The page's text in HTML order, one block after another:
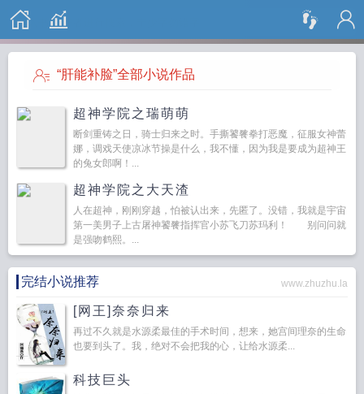
搜 索
“肝能补脸”全部小说作品
超神学院之瑞萌萌
断剑重铸之日，骑士归来之时。手撕饕餮拳打恶魔，征服女神蕾
娜，调戏天使凉冰节操是什么，我不懂，因为我是要成为超神王
的兔女郎啊！...
超神学院之大天渣
人在超神，刚刚穿越，怕被认出来，先匿了。没错，我就是宇宙
第一美男子上古屠神饕餮指挥官小苏飞刀苏玛利！ 别问问就
是强吻鹤熙。...
完结小说推荐 www.zhuzhu.la
[网王]奈奈归来
再过不久就是水源柔最佳的手术时间，想来，她宫间理奈的生命
也要到头了。我，绝对不会把我的心，让给水源柔...
科技巨头